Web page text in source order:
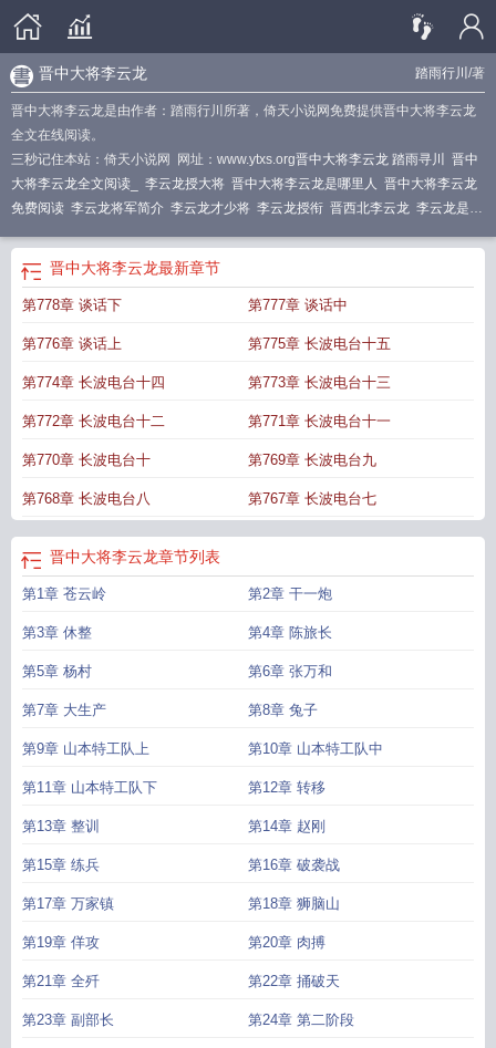
踏雨行川 /著
晋中大将李云龙
晋中大将李云龙是由作者：踏雨行川所著，倚天小说网免费提供晋中大将李云龙
全文在线阅读。
三秒记住本站：倚天小说网 网址：www.ytxs.org晋中大将李云龙 踏雨寻川 晋中
大将李云龙全文阅读_ 李云龙授大将 晋中大将李云龙是哪里人 晋中大将李云龙
免费阅读 李云龙将军简介 李云龙才少将 李云龙授衔 晋西北李云龙 李云龙是中
云龙最近章节
李云龙将军原型 晋中大将李云龙简历
龙田雨
全文免费阅读晋中大将李云龙哪一章结婚李云龙参加太军宴席
介中国将军李云龙 李云龙军长少将李云龙少将
龙TXT晋中大将李云龙是谁 李云龙授衔视频李云龙少将原型李云龙受少将
晋中大将李云龙最新章节
第778章 谈话下 第777章 谈话中
第776章 谈话上 第775章 长波电台十五
第774章 长波电台十四 第773章 长波电台十三
第772章 长波电台十二 第771章 长波电台十一
第770章 长波电台十 第769章 长波电台九
第768章 长波电台八 第767章 长波电台七
晋中大将李云龙章节列表
第1章 苍云岭 第2章 干一炮
第3章 休整 第4章 陈旅长
第5章 杨村 第6章 张万和
第7章 大生产 第8章 兔子
第9章 山本特工队上 第10章 山本特工队中
第11章 山本特工队下 第12章 转移
第13章 整训 第14章 赵刚
第15章 练兵 第16章 破袭战
第17章 万家镇 第18章 狮脑山
第19章 佯攻 第20章 肉搏
第21章 全歼 第22章 捅破天
第23章 副部长 第24章 第二阶段